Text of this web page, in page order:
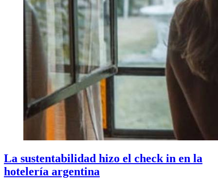
La sustentabilidad hizo el check in en la
hotelería argentina